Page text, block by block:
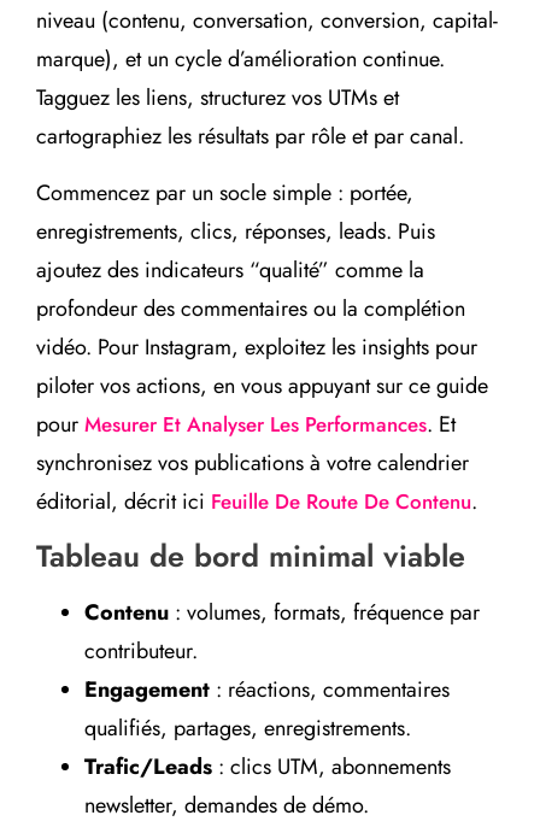
niveau (contenu, conversation, conversion, capital-
marque), et un cycle d’amélioration continue.
Tagguez les liens, structurez vos UTMs et
cartographiez les résultats par rôle et par canal.
Commencez par un socle simple : portée,
enregistrements, clics, réponses, leads. Puis
ajoutez des indicateurs “qualité” comme la
profondeur des commentaires ou la complétion
vidéo. Pour Instagram, exploitez les insights pour
piloter vos actions, en vous appuyant sur ce guide
pour Mesurer Et Analyser Les Performances. Et
synchronisez vos publications à votre calendrier
éditorial, décrit ici Feuille De Route De Contenu.
Tableau de bord minimal viable
Contenu : volumes, formats, fréquence par
contributeur.
Engagement : réactions, commentaires
qualifiés, partages, enregistrements.
Trafic/Leads : clics UTM, abonnements
newsletter, demandes de démo.